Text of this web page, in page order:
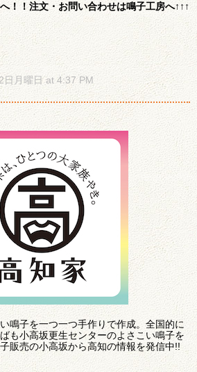
！！注文・お問い合わせは鳴子工房へ↑↑↑
月曜日 at 4:37 PM
鳴子を一つ一つ手作りで作成。全国的に
も小高坂更生センターのよさこい鳴子を
販売の小高坂から高知の情報を発信中!!